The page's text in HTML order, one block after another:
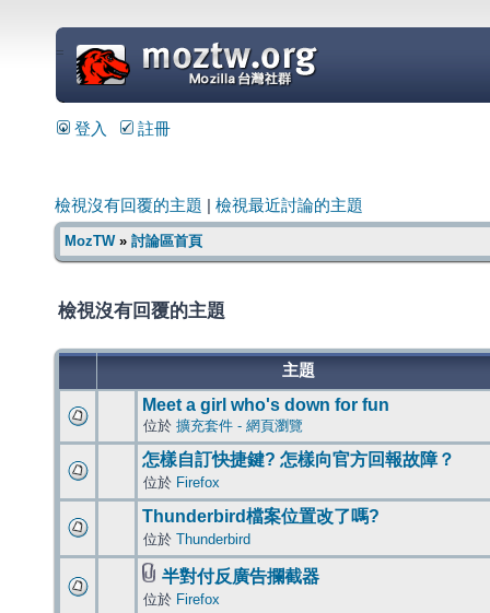
=
登入 註冊
檢視沒有回覆的主題 檢視最近討論的主題
MozTW» 討論區首頁
檢視沒有回覆的主題
主題
Meet a girl who's down for fun
位於 擴充套件 - 網頁瀏覽
怎樣自訂快捷鍵? 怎樣向官方回報故障？
位於 Firefox
Thunderbird檔案位置改了嗎?
位於 Thunderbird
半對付反廣告攔截器
位於 Firefox